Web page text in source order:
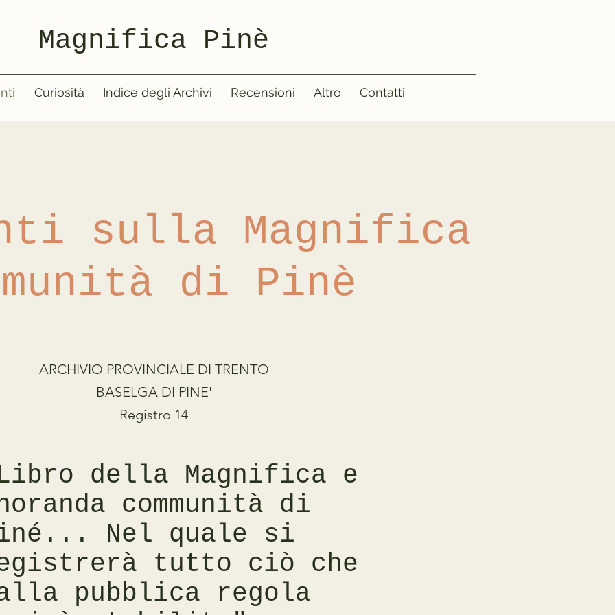
Magnifica Pinè
Curiosità Indice degli Archivi Recensioni Altro Contatti
sulla Magnifica
di Pinè
ARCHIVIO PROVINCIALE DI TRENTO
BASELGA DI PINE'
Registro 14
della Magnifica e
communità di
Nel quale si
tutto ciò che
pubblica regola